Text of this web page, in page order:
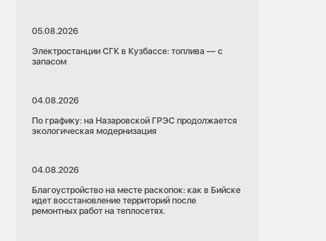
05.08.2026
Электростанции СГК в Кузбассе: топлива — с
запасом
04.08.2026
По графику: на Назаровской ГРЭС продолжается
экологическая модернизация
04.08.2026
Благоустройство на месте раскопок: как в Бийске
идет восстановление территорий после
ремонтных работ на теплосетях.